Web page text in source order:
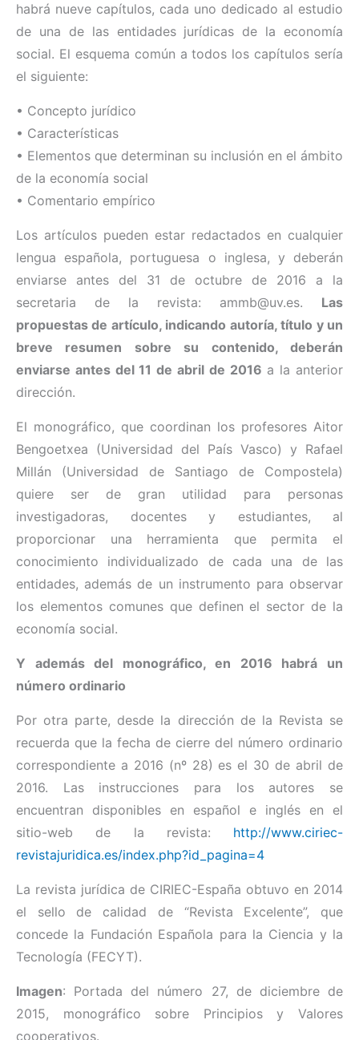
habrá nueve capítulos, cada uno dedicado al estudio
de una de las entidades jurídicas de la economía
social. El esquema común a todos los capítulos sería
el siguiente:
• Concepto jurídico
• Características
• Elementos que determinan su inclusión en el ámbito
de la economía social
• Comentario empírico
Los artículos pueden estar redactados en cualquier
lengua española, portuguesa o inglesa, y deberán
enviarse antes del 31 de octubre de 2016 a la
secretaria de la revista: ammb@uv.es. Las
propuestas de artículo, indicando autoría, título y un
breve resumen sobre su contenido, deberán
enviarse antes del 11 de abril de 2016 a la anterior
dirección.
El monográfico, que coordinan los profesores Aitor
Bengoetxea (Universidad del País Vasco) y Rafael
Millán (Universidad de Santiago de Compostela)
quiere ser de gran utilidad para personas
investigadoras, docentes y estudiantes, al
proporcionar una herramienta que permita el
conocimiento individualizado de cada una de las
entidades, además de un instrumento para observar
los elementos comunes que definen el sector de la
economía social.
Y además del monográfico, en 2016 habrá un
número ordinario
Por otra parte, desde la dirección de la Revista se
recuerda que la fecha de cierre del número ordinario
correspondiente a 2016 (nº 28) es el 30 de abril de
2016. Las instrucciones para los autores se
encuentran disponibles en español e inglés en el
sitio-web de la revista: http://www.ciriec-
revistajuridica.es/index.php?id_pagina=4
La revista jurídica de CIRIEC-España obtuvo en 2014
el sello de calidad de “Revista Excelente”, que
concede la Fundación Española para la Ciencia y la
Tecnología (FECYT).
Imagen: Portada del número 27, de diciembre de
2015, monográfico sobre Principios y Valores
cooperativos.